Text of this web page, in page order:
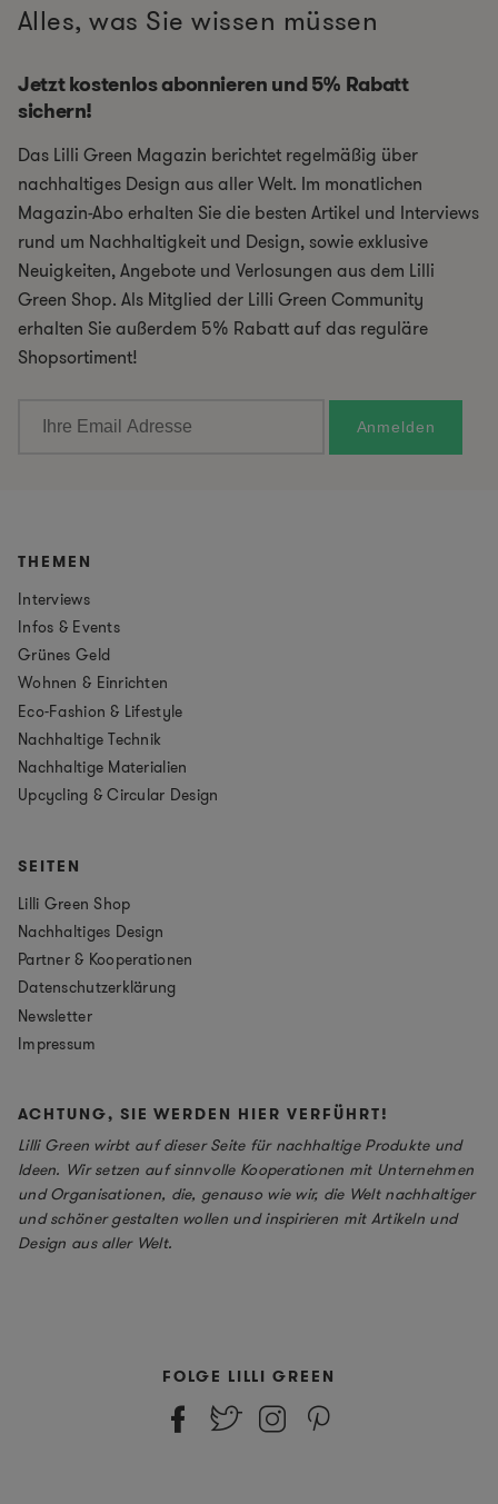
Alles, was Sie wissen müssen
Jetzt kostenlos abonnieren und 5% Rabatt
sichern!
Das Lilli Green Magazin berichtet regelmäßig über
nachhaltiges Design aus aller Welt. Im monatlichen
Magazin-Abo erhalten Sie die besten Artikel und Interviews
rund um Nachhaltigkeit und Design, sowie exklusive
Neuigkeiten, Angebote und Verlosungen aus dem Lilli
Green Shop. Als Mitglied der Lilli Green Community
erhalten Sie außerdem 5% Rabatt auf das reguläre
Shopsortiment!
THEMEN
Interviews
Infos & Events
Grünes Geld
Wohnen & Einrichten
Eco-Fashion & Lifestyle
Nachhaltige Technik
Nachhaltige Materialien
Upcycling & Circular Design
SEITEN
Lilli Green Shop
Nachhaltiges Design
Partner & Kooperationen
Datenschutzerklärung
Newsletter
Impressum
ACHTUNG, SIE WERDEN HIER VERFÜHRT!
Lilli Green wirbt auf dieser Seite für nachhaltige Produkte und
Ideen. Wir setzen auf sinnvolle Kooperationen mit Unternehmen
und Organisationen, die, genauso wie wir, die Welt nachhaltiger
und schöner gestalten wollen und inspirieren mit Artikeln und
Design aus aller Welt.
FOLGE LILLI GREEN